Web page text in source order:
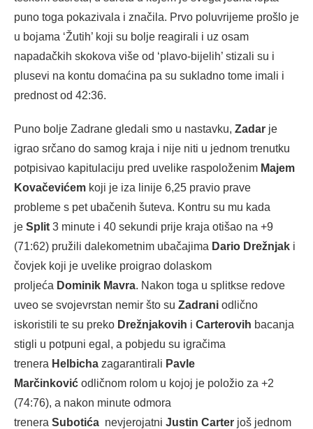
puno toga pokazivala i značila. Prvo poluvrijeme prošlo je
u bojama ‘Žutih’ koji su bolje reagirali i uz osam
napadačkih skokova više od ‘plavo-bijelih’ stizali su i
plusevi na kontu domaćina pa su sukladno tome imali i
prednost od 42:36.
Puno bolje Zadrane gledali smo u nastavku, Zadar je
igrao srčano do samog kraja i nije niti u jednom trenutku
potpisivao kapitulaciju pred uvelike raspoloženim Majem
Kovačevićem koji je iza linije 6,25 pravio prave
probleme s pet ubačenih šuteva. Kontru su mu kada
je Split 3 minute i 40 sekundi prije kraja otišao na +9
(71:62) pružili dalekometnim ubačajima Dario Drežnjak i
čovjek koji je uvelike proigrao dolaskom
proljeća Dominik Mavra. Nakon toga u splitkse redove
uveo se svojevrstan nemir što su Zadrani odlično
iskoristili te su preko Drežnjakovih i Carterovih bacanja
stigli u potpuni egal, a pobjedu su igračima
trenera Helbicha zagarantirali Pavle
Marčinković odličnom rolom u kojoj je položio za +2
(74:76), a nakon minute odmora
trenera Subotića nevjerojatni Justin Carter još jednom